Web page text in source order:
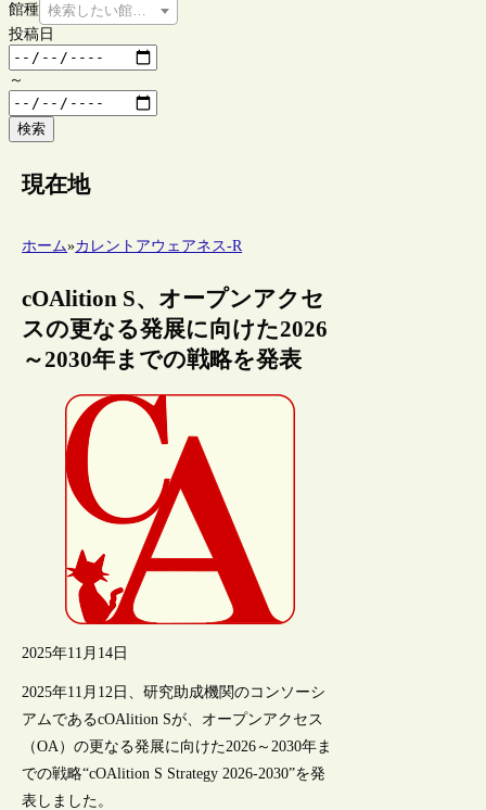
館種 検索したい館種を選択してください
投稿日
～
検索
現在地
ホーム»カレントアウェアネス-R
cOAlition S、オープンアクセ
スの更なる発展に向けた2026
～2030年までの戦略を発表
2025年11月14日
2025年11月12日、研究助成機関のコンソーシ
アムであるcOAlition Sが、オープンアクセス
（OA）の更なる発展に向けた2026～2030年ま
での戦略“cOAlition S Strategy 2026-2030”を発
表しました。